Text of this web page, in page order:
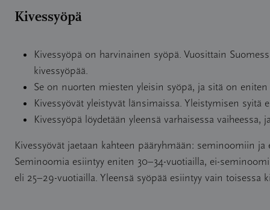
Kivessyöpä
Kivessyöpä on harvinainen syöpä. Vuosittain
kivessyöpää.
Se on nuorten miesten yleisin syöpä, ja sitä on eniten
Kivessyövät yleistyvät länsimaissa. Yleistymisen syitä
Kivessyöpä löydetään yleensä varhaisessa vaiheessa,
Kivessyövät jaetaan kahteen pääryhmään: seminoomiin
Seminoomia esiintyy eniten 30–34-vuotiailla, ei-
eli 25–29-vuotiailla. Yleensä syöpää esiintyy vain toisessa